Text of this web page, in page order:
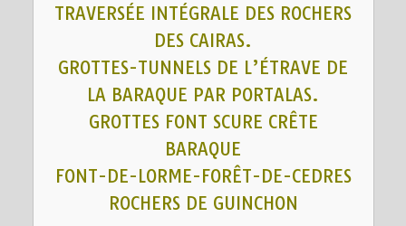
TRAVERSÉE INTÉGRALE DES ROCHERS
DES CAIRAS.
GROTTES-TUNNELS DE L’ÉTRAVE DE
LA BARAQUE PAR PORTALAS.
GROTTES FONT SCURE CRÊTE
BARAQUE
FONT-DE-LORME-FORÊT-DE-CEDRES
ROCHERS DE GUINCHON